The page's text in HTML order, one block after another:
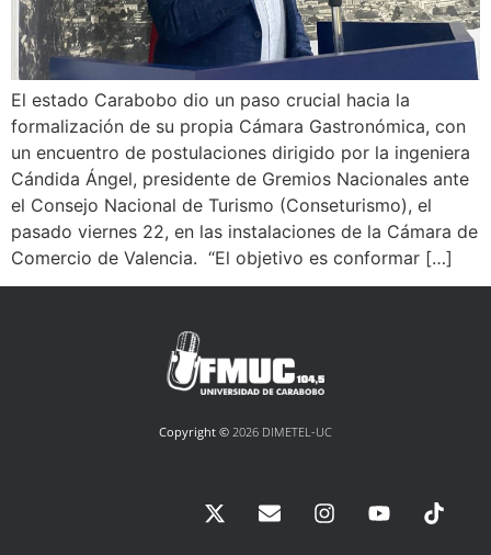
El estado Carabobo dio un paso crucial hacia la
formalización de su propia Cámara Gastronómica, con
un encuentro de postulaciones dirigido por la ingeniera
Cándida Ángel, presidente de Gremios Nacionales ante
el Consejo Nacional de Turismo (Conseturismo), el
pasado viernes 22, en las instalaciones de la Cámara de
Comercio de Valencia. “El objetivo es conformar […]
Copyright © 2026 DIMETEL-UC